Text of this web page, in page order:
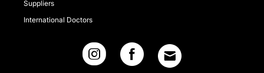
Suppliers
International Doctors